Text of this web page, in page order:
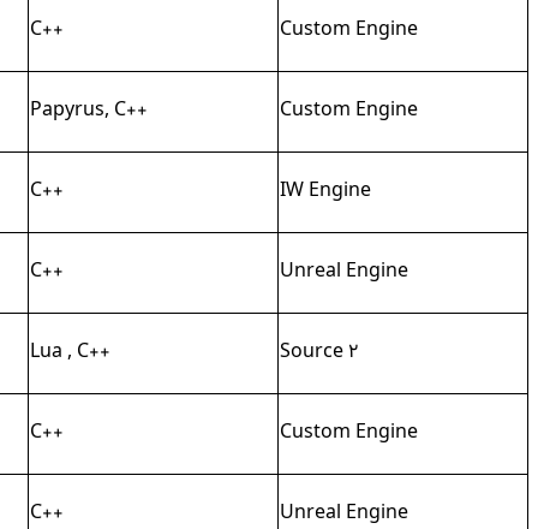
C++ Custom Engine
Papyrus, C++ Custom Engine
C++ IW Engine
C++ Unreal Engine
Lua , C++ Source 2
C++ Custom Engine
C++ Unreal Engine